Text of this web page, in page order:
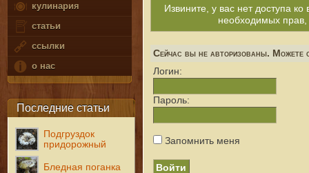
кулинария
статьи
ссылки
о нас
Последние статьи
Подгруздок
придорожный
Бледная поганка
Извините, у вас нет доступа
необходимых прав,
Сейчас вы не авторизованы. Можете
Логин:
Пароль:
Запомнить меня